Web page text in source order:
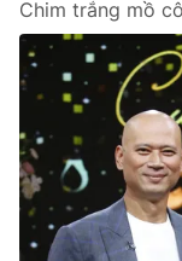
Chim trắng mồ